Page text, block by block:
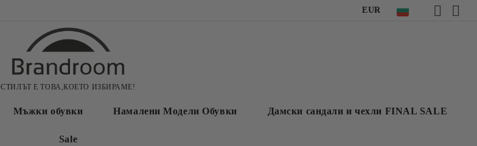
EUR
СТИЛЪТ Е ТОВА,КОЕТО ИЗБИРАМЕ!
Мъжки обувки Намалени Модели Обувки Дамски сандали и чехли FINAL SALE
Sale